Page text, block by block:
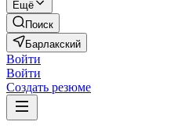
Ещё
Поиск
Барлакский
Войти
Войти
Создать резюме